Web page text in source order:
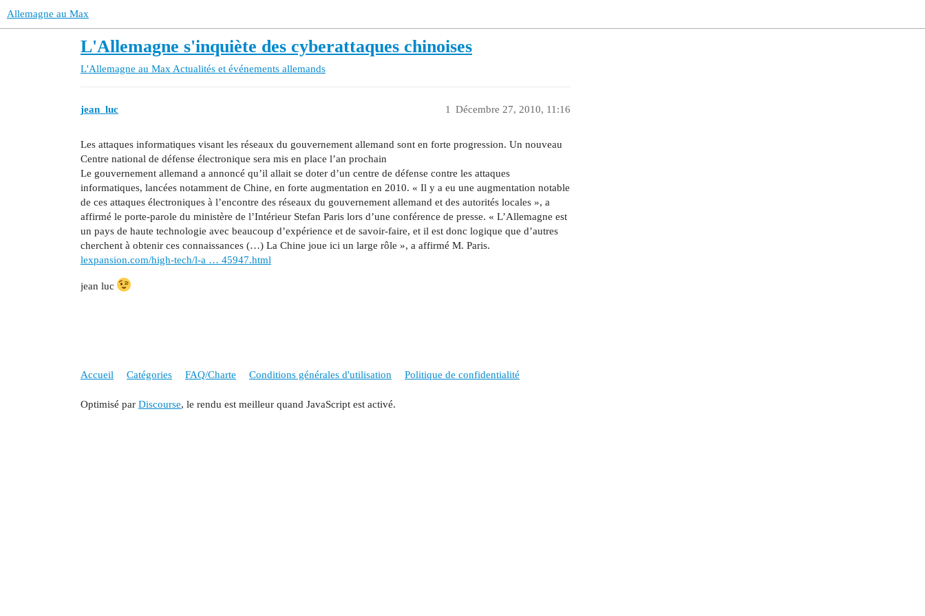
Allemagne au Max
L'Allemagne s'inquiète des cyberattaques chinoises
L'Allemagne au Max Actualités et événements allemands
jean_luc Décembre 27, 2010, 11:16
1
Les attaques informatiques visant les réseaux du gouvernement allemand sont en forte progression. Un nouveau
Centre national de défense électronique sera mis en place l’an prochain
Le gouvernement allemand a annoncé qu’il allait se doter d’un centre de défense contre les attaques
informatiques, lancées notamment de Chine, en forte augmentation en 2010. « Il y a eu une augmentation notable
de ces attaques électroniques à l’encontre des réseaux du gouvernement allemand et des autorités locales », a
affirmé le porte-parole du ministère de l’Intérieur Stefan Paris lors d’une conférence de presse. « L’Allemagne est
un pays de haute technologie avec beaucoup d’expérience et de savoir-faire, et il est donc logique que d’autres
cherchent à obtenir ces connaissances (…) La Chine joue ici un large rôle », a affirmé M. Paris.
lexpansion.com/high-tech/l-a … 45947.html
jean luc
Accueil Catégories FAQ/Charte Conditions générales d'utilisation Politique de confidentialité
Optimisé par Discourse, le rendu est meilleur quand JavaScript est activé.